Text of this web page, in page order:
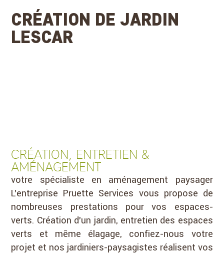
CRÉATION DE JARDIN
LESCAR
CRÉATION, ENTRETIEN &
AMÉNAGEMENT
votre spécialiste en aménagement paysager
L’entreprise Pruette Services vous propose de
nombreuses prestations pour vos espaces-
verts. Création d’un jardin, entretien des espaces
verts et même élagage, confiez-nous votre
projet et nos jardiniers-paysagistes réalisent vos